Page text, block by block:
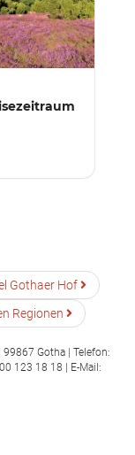
Gothaer Hof
Regionen
99867 Gotha | Telefon:
123 18 18 | E-Mail: